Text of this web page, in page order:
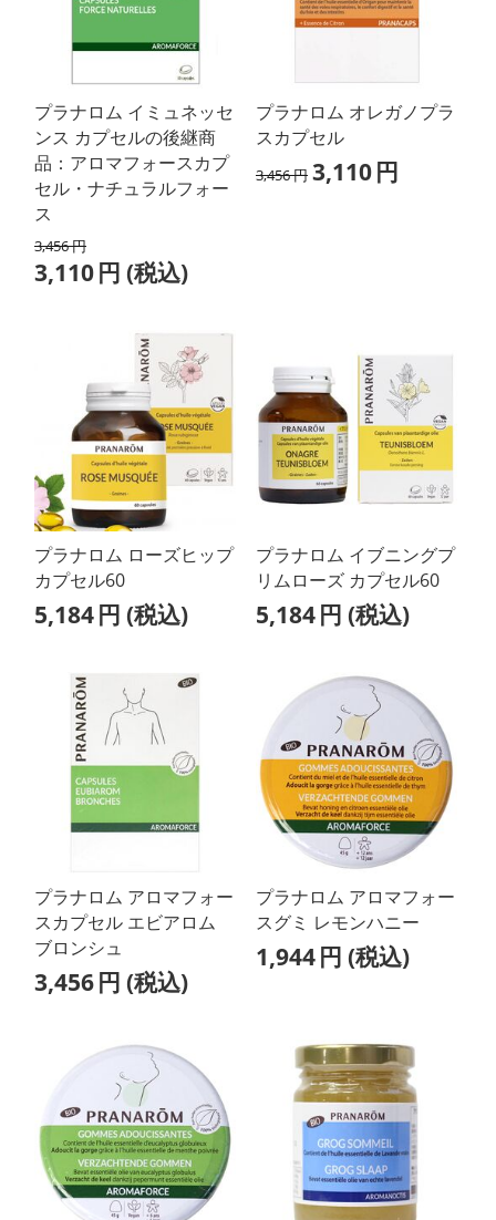
プラナロム イミュネッセ
ンス カプセルの後継商
品：アロマフォースカプ
セル・ナチュラルフォー
ス
3,456円
3,110円 (税込)
プラナロム オレガノプラ
スカプセル
3,456円 3,110円
プラナロム ローズヒップ
カプセル60
5,184円 (税込)
プラナロム イブニングプ
リムローズ カプセル60
5,184円 (税込)
プラナロム アロマフォー
スカプセル エビアロム
ブロンシュ
3,456円 (税込)
プラナロム アロマフォー
スグミ レモンハニー
1,944円 (税込)